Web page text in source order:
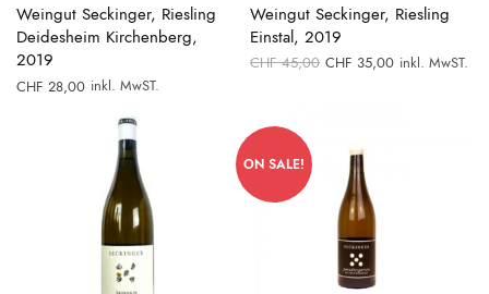
Weingut Seckinger, Riesling
Deidesheim Kirchenberg,
2019
CHF 28,00 inkl. MwST.
Weingut Seckinger, Riesling
Einstal, 2019
CHF45,00 Ursprünglicher
Preis war:
CHF 35,00Aktueller
inkl. MwST.
ON SALE!